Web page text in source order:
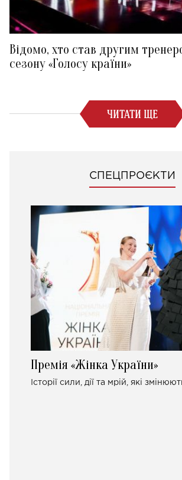
Відомо, хто став другим
сезону «Голосу країни»
ЧИТАТИ ЩЕ
СПЕЦПРОЄКТИ
Премія «Жінка України»
Історії сили, дії та мрій, які